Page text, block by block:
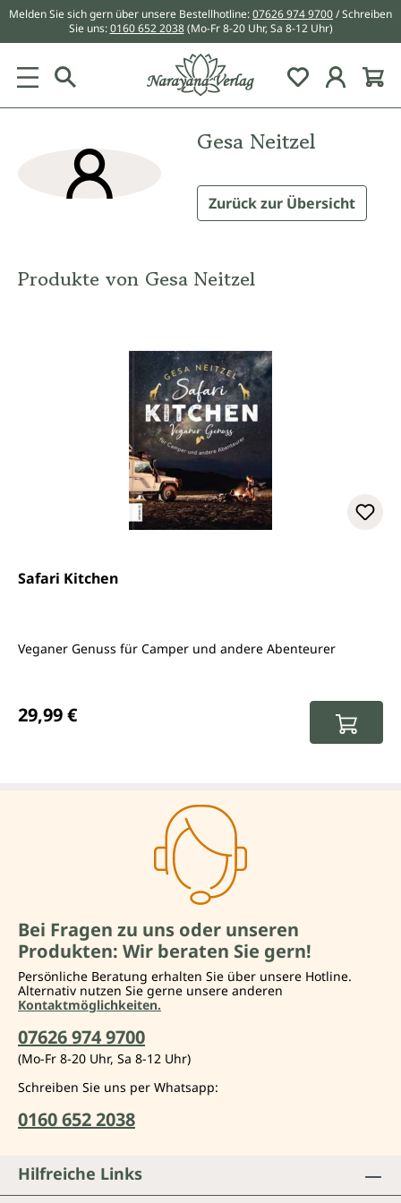
springen
Melden Sie sich gern über unsere Bestellhotline:07626 974 9700/ Schreiben
Sie uns:0160 652 2038 (Mo-Fr 8-20 Uhr, Sa 8-12 Uhr)
Du hast 0
Gesa Neitzel
Zurück zur Übersicht
Produkte von Gesa Neitzel
Safari Kitchen
Veganer Genuss für Camper und andere Abenteurer
29,99 €
Bei Fragen zu uns oder unseren
Produkten: Wir beraten Sie gern!
Persönliche Beratung erhalten Sie über unsere Hotline.
Alternativ nutzen Sie gerne unsere anderen
Kontaktmöglichkeiten.
07626 974 9700
(Mo-Fr 8-20 Uhr, Sa 8-12 Uhr)
Schreiben Sie uns per Whatsapp:
0160 652 2038
Hilfreiche Links